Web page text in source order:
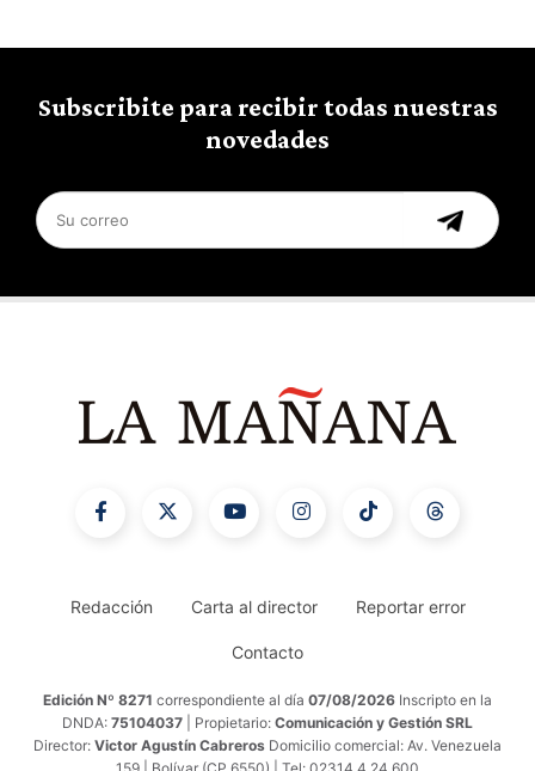
Subscribite para recibir todas nuestras
novedades
Redacción Carta al director Reportar error
Contacto
Edición Nº 8271 correspondiente al día 07/08/2026 Inscripto en la
DNDA: 75104037 | Propietario: Comunicación y Gestión SRL
Director: Victor Agustín Cabreros Domicilio comercial: Av. Venezuela